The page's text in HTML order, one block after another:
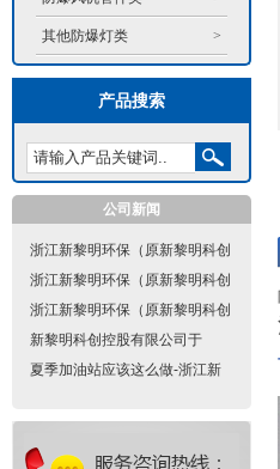
其他防爆灯类 >
产品搜索
公司新闻
浙江新黎明环保（原新黎明科创
控股有限公司）隔爆型电气设备
的设计、制造要点是什么？
浙江新黎明环保（原新黎明科创
控股有限公司）防爆电气的防爆
标志是怎样的？
浙江新黎明环保（原新黎明科创
控股有限公司）防爆配电箱隔爆
型的设计是怎样的？
新黎明科创控股有限公司于
2021年10月11日经永嘉县市场
夏季加油站应该这么做-浙江新